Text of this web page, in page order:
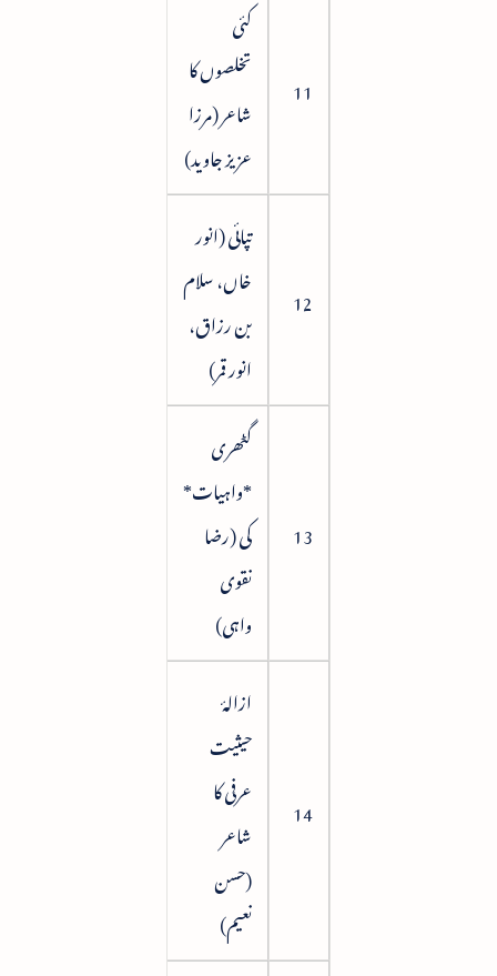
11
کئی
تخلصوں کا
شاعر (مرزا
عزیز جاوید)
12
تپائی (انور
خاں، سلام
بن رزاق،
انور قمر)
13
گٹھری
*واہیات*
کی (رضا
نقوی
واہی)
14
ازالۂ
حیثیت
عرفی کا
شاعر
(حسن
نعیم)